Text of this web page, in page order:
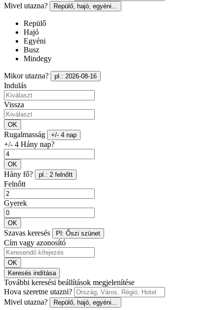
Mivel utazna?
Repülő, hajó, egyéni...
Repülő
Hajó
Egyéni
Busz
Mindegy
Mikor utazna? pl.: 2026-08-16
Indulás
Vissza
OK
Rugalmasság +/- 4 nap
+/- 4 Hány nap?
OK
Hány fő? pl.: 2 felnőtt
Felnőtt
Gyerek
OK
Szavas keresés Pl: Őszi szünet
Cím vagy azonosító
OK
Keresés indítása
További keresési beállítások megjelenítése
Hova szeretne utazni?
Mivel utazna?
Repülő, hajó, egyéni...